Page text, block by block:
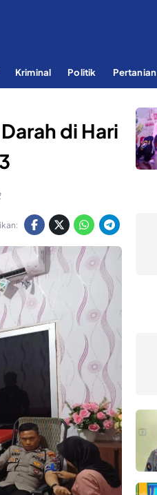
Kriminal Politik Pertanian
di Hari